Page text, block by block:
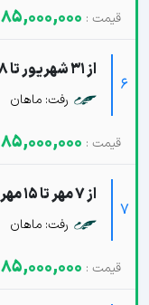
85,000,000
6
از 31 شهریور تا 8 مهر
رفت: ماهان
85,000,000
7
از 7 مهر تا 15 مهر
رفت: ماهان
85,000,000